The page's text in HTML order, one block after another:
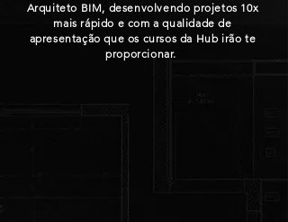
Arquiteto BIM, desenvolvendo projetos 10x
mais rápido e com a qualidade de
apresentação que os cursos da Hub irão te
proporcionar.